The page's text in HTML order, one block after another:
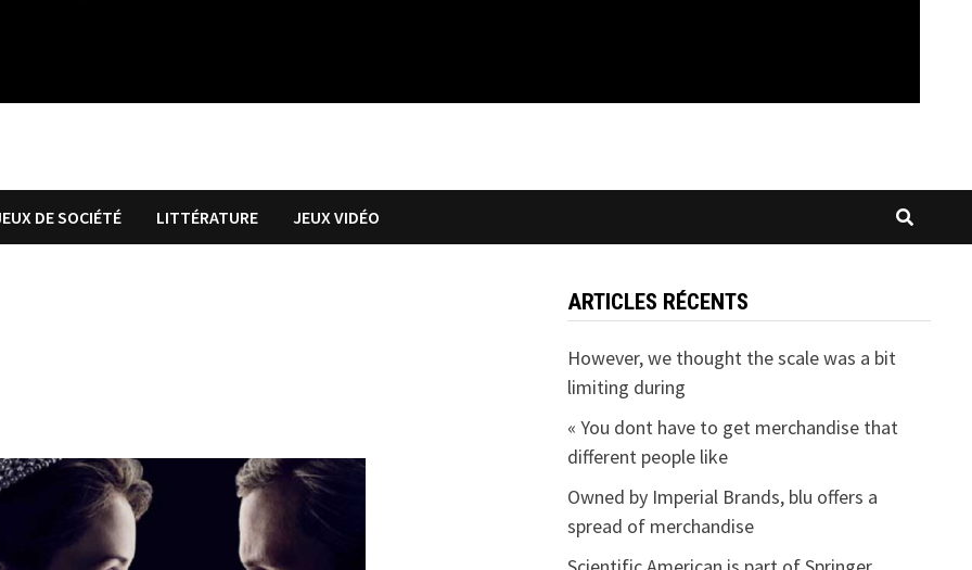
DE SOCIÉTÉ LITTÉRATURE JEUX VIDÉO
ARTICLES RÉCENTS
However, we thought the scale was a bit
limiting during
« You dont have to get merchandise that
different people like
Owned by Imperial Brands, blu offers a
spread of merchandise